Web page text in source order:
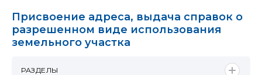
Присвоение адреса, выдача справок о
разрешенном виде использования
земельного участка
РАЗДЕЛЫ